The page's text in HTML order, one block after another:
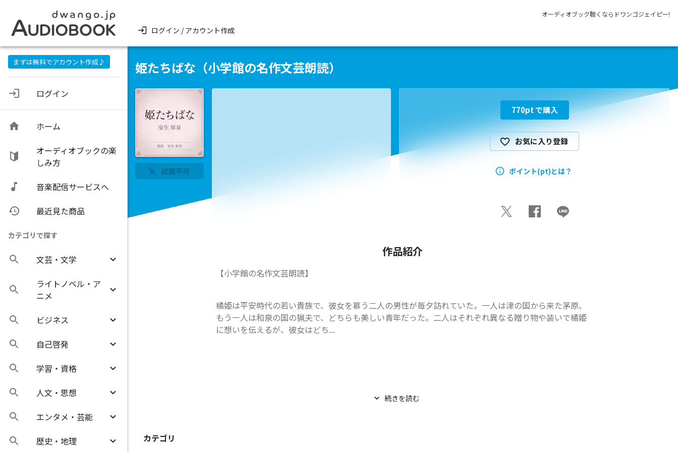
オーディオブック聴くならドワンゴジェイピー!
ログイン / アカウント作成
まずは無料でアカウント作成♪
ログイン
ホーム
オーディオブックの楽
しみ方
音楽配信サービスへ
最近見た商品
カテゴリで探す
文芸・文学
ライトノベル・ア
ニメ
ビジネス
自己啓発
学習・資格
人文・思想
エンタメ・芸能
歴史・地理
姫たちばな（小学館の名作文芸朗読）
試聴不可
770pt で購入
お気に入り登録
ポイント(pt)とは？
作品紹介
【小学館の名作文芸朗読】
橘姫は平安時代の若い貴族で、彼女を慕う二人の男性が毎夕訪れていた。一人は津の国から来た茅原、
もう一人は和泉の国の猟夫で、どちらも美しい青年だった。二人はそれぞれ異なる贈り物や装いで橘姫
に想いを伝えるが、彼女はどち...
続きを読む
カテゴリ